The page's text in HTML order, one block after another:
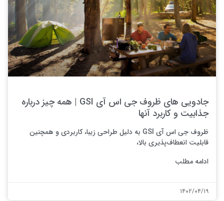
جادویی های ظروف جی اس آی GSI | همه چیز درباره
جذابیت و کاربرد آنها
ظروف جی اس آی GSI به دلیل طراحی زیبا، کاربردی و همچنین
قابلیت انعطاف‌پذیری بالا،
ادامه مطلب
۱۴۰۲/۰۴/۱۹